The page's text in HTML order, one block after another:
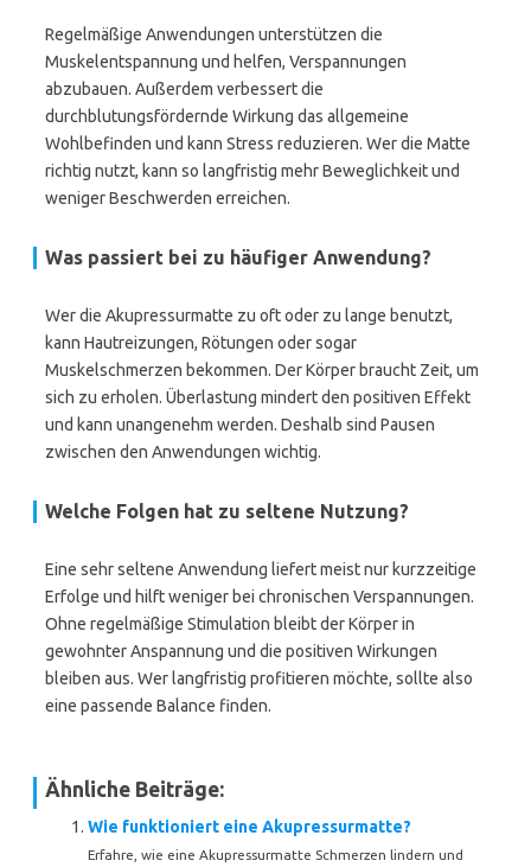
Regelmäßige Anwendungen unterstützen die
Muskelentspannung und helfen, Verspannungen
abzubauen. Außerdem verbessert die
durchblutungsfördernde Wirkung das allgemeine
Wohlbefinden und kann Stress reduzieren. Wer die Matte
richtig nutzt, kann so langfristig mehr Beweglichkeit und
weniger Beschwerden erreichen.
Was passiert bei zu häufiger Anwendung?
Wer die Akupressurmatte zu oft oder zu lange benutzt,
kann Hautreizungen, Rötungen oder sogar
Muskelschmerzen bekommen. Der Körper braucht Zeit, um
sich zu erholen. Überlastung mindert den positiven Effekt
und kann unangenehm werden. Deshalb sind Pausen
zwischen den Anwendungen wichtig.
Welche Folgen hat zu seltene Nutzung?
Eine sehr seltene Anwendung liefert meist nur kurzzeitige
Erfolge und hilft weniger bei chronischen Verspannungen.
Ohne regelmäßige Stimulation bleibt der Körper in
gewohnter Anspannung und die positiven Wirkungen
bleiben aus. Wer langfristig profitieren möchte, sollte also
eine passende Balance finden.
Ähnliche Beiträge:
Wie funktioniert eine Akupressurmatte?
Erfahre, wie eine Akupressurmatte Schmerzen lindern und